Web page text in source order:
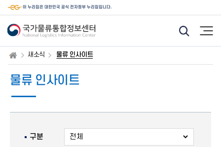
이 누리집은 대한민국 공식 전자정부 누리집입니다.
모
바
햄
버
새소식 물류 인사이트
물류 인사이트
구분